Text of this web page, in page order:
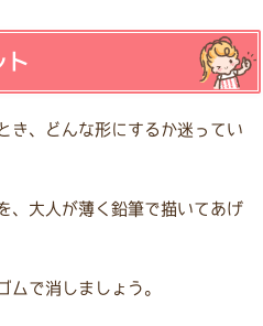
ト
き、どんな形にするか迷ってい
、大人が薄く鉛筆で描いてあげ
ムで消しましょう。